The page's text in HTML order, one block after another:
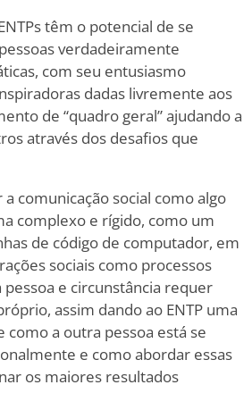
têm o potencial de se
verdadeiramente
com seu entusiasmo
dadas livremente aos
de “quadro geral” ajudando a
através dos desafios que
comunicação social como algo
complexo e rígido, como um
de código de computador, em
sociais como processos
pessoa e circunstância requer
assim dando ao ENTP uma
como a outra pessoa está se
e como abordar essas
os maiores resultados